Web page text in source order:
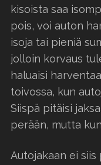
kisoista saa
pois, voi auton
isoja tai pieniä
jolloin korvaus
haluaisi
toivossa, kun
Siispä pitäisi
perään, mutta
Autojakaan ei